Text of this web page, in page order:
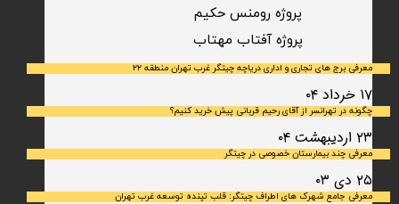
معرفی برج های تجاری و اداری دریاچه چیتگر غرب تهران منطقه ۲۲
۱۷ خرداد ۰۴
چگونه در تهرانسر از آقای رحیم قربانی پیش خرید کنیم؟
۲۳ اردیبهشت ۰۴
معرفی چند بیمارستان خصوصی در چیتگر
۲۵ دی ۰۳
معرفی جامع شهرک‌ های اطراف چیتگر: قلب تپنده توسعه غرب تهران
​پروژه آفتاب مهتاب
پروژه رومنس حکیم